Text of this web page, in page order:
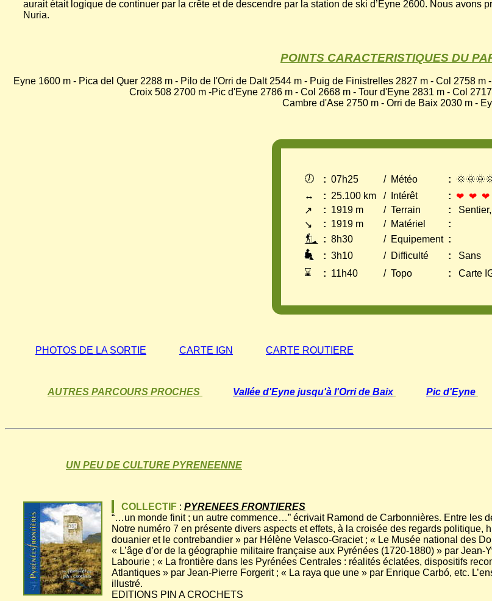
aurait était logique de continuer par la crête et de descendre par la station de ski d’Eyne 2600. Nous avons
Nuria.
POINTS CARACTERISTIQUES DU
Eyne 1600 m - Pica del Quer 2288 m - Pilo de l'Orri de Dalt 2544 m - Puig de Finistrelles 2827 m - Col 2758
Croix 508 2700 m -Pic d'Eyne 2786 m - Col 2668 m - Tour d'Eyne 2831 m - Col
Cambre d'Ase 2750 m - Orri de Baix 2030 m -
🕖 : 07h25 / Météo :
↔
: 25.100 km / Intérêt : ❤ ❤
↗
: 1919 m / Terrain :
↘
: 1919 m / Matériel
:
: 8h30 / Equipement :
: 3h10 / Difficulté :
Sans
⌛
: 11h40 / Topo : Carte
PHOTOS DE LA SORTIE CARTE IGN CARTE ROUTIERE
AUTRES PARCOURS PROCHES Vallée d'Eyne jusqu'à l'Orri de Baix Pic d'Eyne
UN PEU DE CULTURE PYRENEENNE
COLLECTIF : PYRENEES FRONTIERES
“…un monde finit ; un autre commence…” écrivait Ramond de Carbonnières. Entre les
Notre numéro 7 en présente divers aspects et effets, à la croisée des regards
douanier et le contrebandier » par Hélène Velasco-Graciet ; « Le Musée national des
« L’âge d’or de la géographie militaire française aux Pyrénées (1720-1880) » par
Labourie ; « La frontière dans les Pyrénées Centrales : réalités éclatées, dispositifs
Atlantiques » par Jean-Pierre Forgerit ; « La raya que une » par Enrique Carbó, etc.
illustré.
EDITIONS PIN A CROCHETS